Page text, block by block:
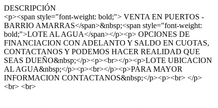
DESCRIPCIÓN
<p><span style="font-weight: bold;"> VENTA EN PUERTOS -
BARRIO AMARRAS</span>&nbsp;<span style="font-weight:
bold;">LOTE AL AGUA</span></p><p> OPCIONES DE
FINANCIACION CON ADELANTO Y SALDO EN CUOTAS,
CONTACTANOS Y PODEMOS HACER REALIDAD QUE
SEAS DUEÑO&nbsp;</p><p><br></p><p>LOTE UBICACION
AL AGUA&nbsp;</p><p><br></p><p>PARA MAYOR
INFORMACION CONTACTANOS&nbsp;</p><p><br> </p>
<br> <br>